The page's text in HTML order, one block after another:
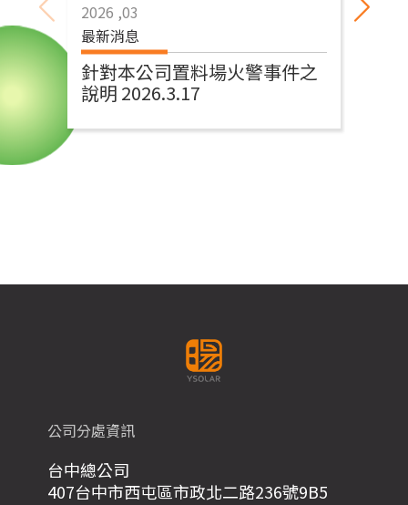
2026 ,03
最新消息
針對本公司置料場火警事件之
說明 2026.3.17
公司分處資訊
台中總公司
407台中市西屯區市政北二路236號9B5